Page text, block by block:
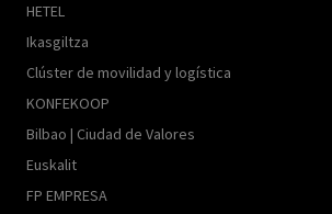
HETEL
Ikasgiltza
Clúster de movilidad y logística
KONFEKOOP
Bilbao | Ciudad de Valores
Euskalit
FP EMPRESA